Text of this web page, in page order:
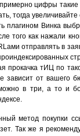
цифры такие
тогда
плагином Винка
того как нажали
отправлять в
прокачка тИЦ по
от вашего
в три, а то и
метод покупки
Так же я